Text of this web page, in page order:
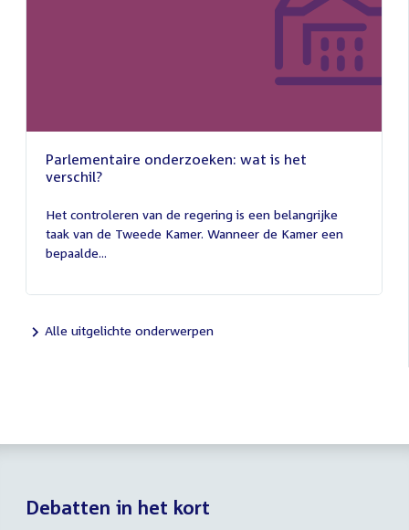
Parlementaire onderzoeken: wat is het
verschil?
juli
2026
Het controleren van de regering is een belangrijke
taak van de Tweede Kamer. Wanneer de Kamer een
bepaalde...
Alle uitgelichte onderwerpen
Debatten in het kort